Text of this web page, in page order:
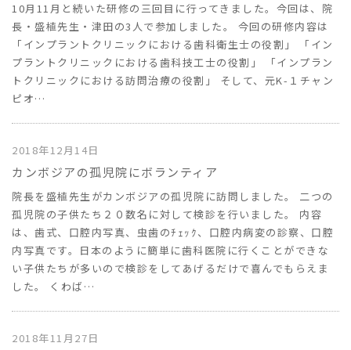
10月11月と続いた研修の三回目に行ってきました。今回は、院
長・盛植先生・津田の3人で参加しました。 今回の研修内容は
「インプラントクリニックにおける歯科衛生士の役割」 「イン
プラントクリニックにおける歯科技工士の役割」 「インプラン
トクリニックにおける訪問治療の役割」 そして、元K-１チャン
ピオ…
2018年12月14日
カンボジアの孤児院にボランティア
院長を盛植先生がカンボジアの孤児院に訪問しました。 二つの
孤児院の子供たち２０数名に対して検診を行いました。 内容
は、歯式、口腔内写真、虫歯のﾁｪｯｸ、口腔内病変の診察、口腔
内写真です。日本のように簡単に歯科医院に行くことができな
い子供たちが多いので検診をしてあげるだけで喜んでもらえま
した。 くわば…
2018年11月27日